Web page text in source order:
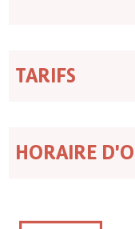
TARIFS
HORAIRE